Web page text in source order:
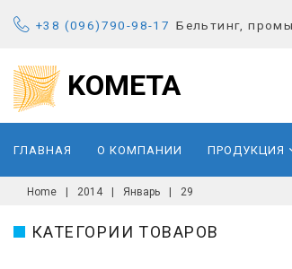
+38 (096)790-98-17 Бельтинг,
KOMETA
ГЛАВНАЯ О КОМПАНИИ ПРОДУКЦИЯ
Home 2014 Январь 29
КАТЕГОРИИ ТОВАРОВ